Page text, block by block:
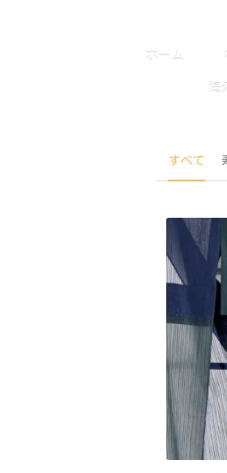
ホーム
海
すべて